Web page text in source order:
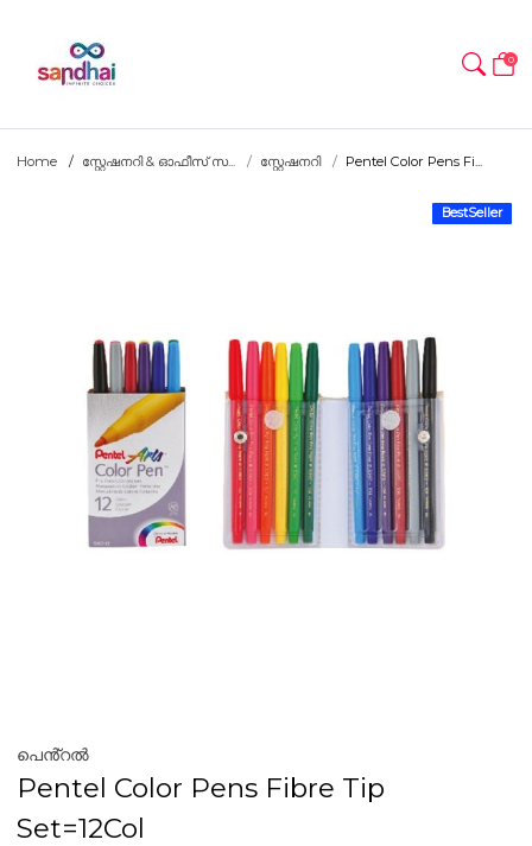
0
Home സ്റ്റേഷനറി & ഓഫീസ് സ... സ്റ്റേഷനറി Pentel Color Pens Fi...
BestSeller
പെൻ്റൽ
Pentel Color Pens Fibre Tip
Set=12Col